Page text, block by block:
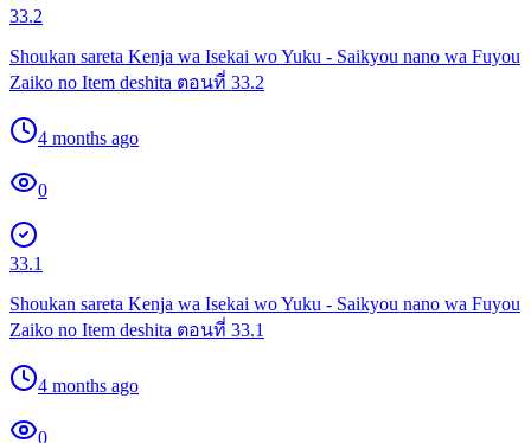
33.2
Shoukan sareta Kenja wa Isekai wo Yuku - Saikyou nano wa Fuyou
Zaiko no Item deshita ตอนที่ 33.2
4 months ago
0
33.1
Shoukan sareta Kenja wa Isekai wo Yuku - Saikyou nano wa Fuyou
Zaiko no Item deshita ตอนที่ 33.1
4 months ago
0